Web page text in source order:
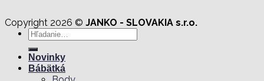
Copyright 2026 © JANKO - SLOVAKIA s.r.o.
Hľadať:
Novinky
Bábätká